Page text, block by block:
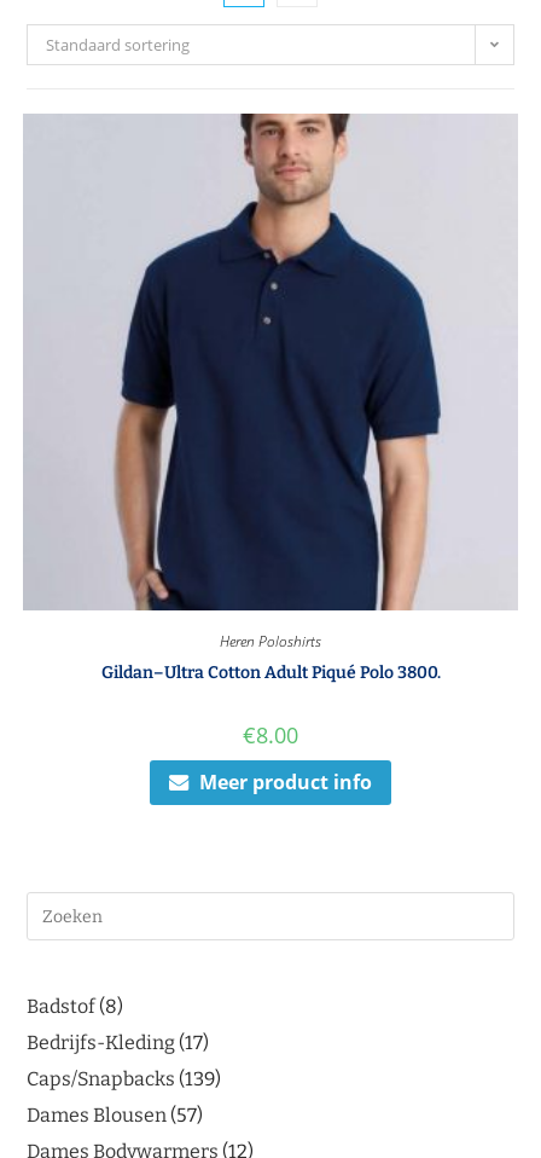
Standaard sortering
Heren Poloshirts
Gildan–Ultra Cotton Adult Piqué Polo 3800.
€8.00
Meer product info
Badstof 8
Bedrijfs-Kleding 17
Caps/Snapbacks 139
Dames Blousen 57
Dames Bodywarmers 12